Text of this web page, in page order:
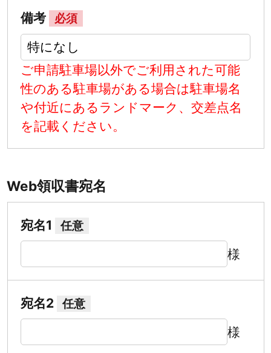
備考 必須
ご申請駐車場以外でご利用された可能
性のある駐車場がある場合は駐車場名
や付近にあるランドマーク、交差点名
を記載ください。
Web領収書宛名
宛名1 任意
様
宛名2 任意
様